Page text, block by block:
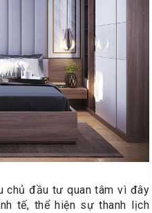
chủ đầu tư quan tâm vì đây
tế, thể hiện sự thanh lịch